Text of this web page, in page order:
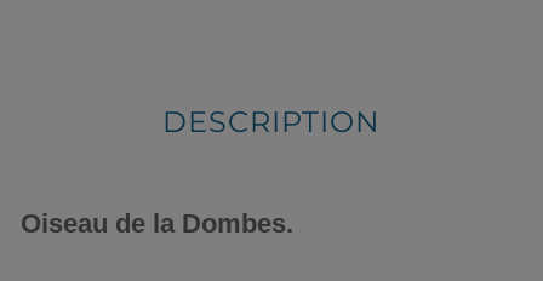
DESCRIPTION
Oiseau de la Dombes.